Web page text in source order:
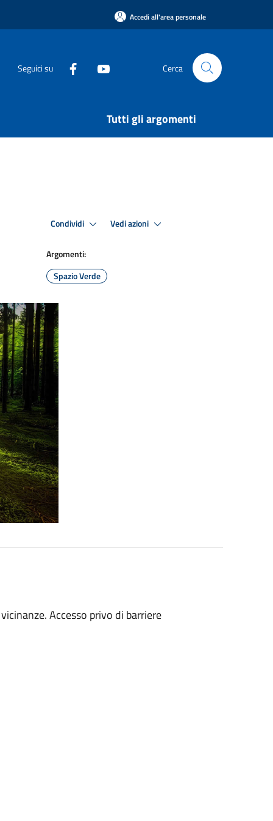
Accedi all'area personale
Seguici su Cerca
Tutti gli argomenti
Condividi Vedi azioni
Argomenti:
Spazio Verde
Accesso privo di barriere